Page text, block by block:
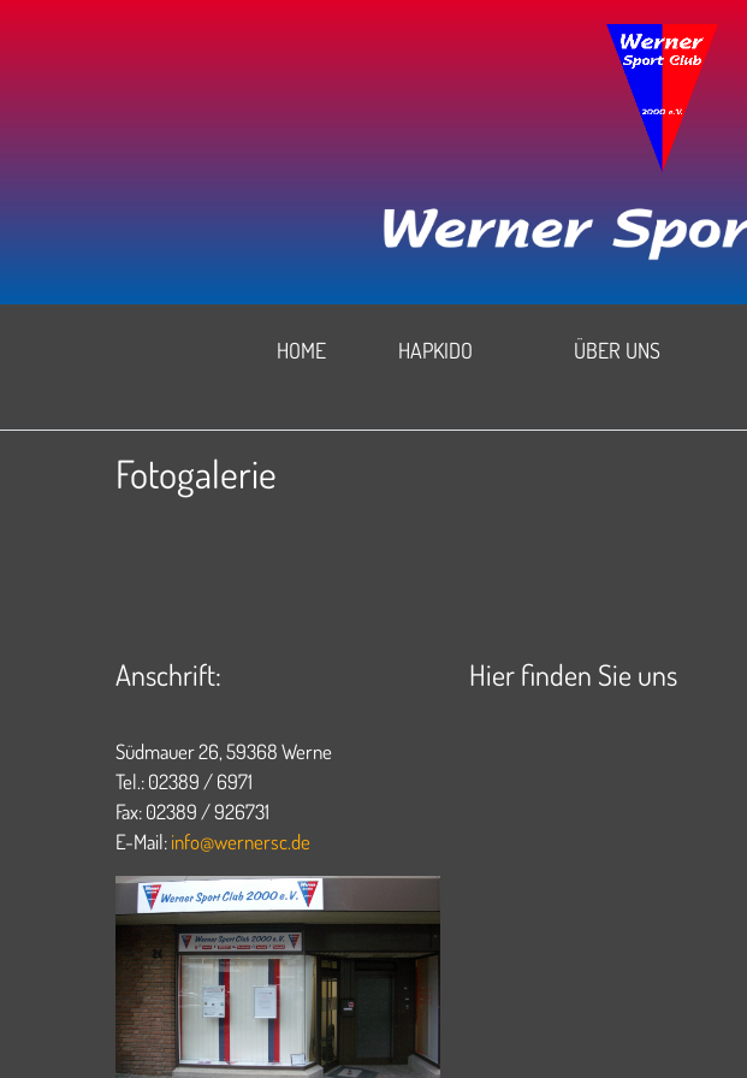
HOME HAPKIDO ÜBER UNS
Fotogalerie
Anschrift:
Südmauer 26, 59368 Werne
Tel.: 02389 / 6971
Fax: 02389 / 926731
E-Mail:info@wernersc.de
Hier finden Sie uns